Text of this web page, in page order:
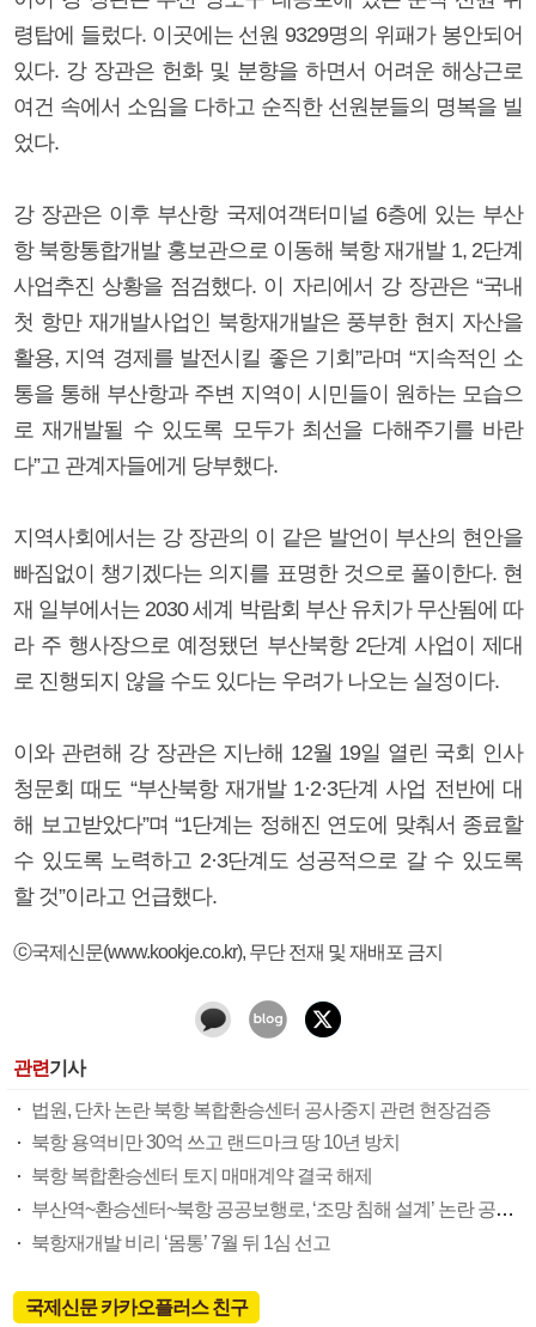
령탑에 들렀다. 이곳에는 선원 9329명의 위패가 봉안되어
있다. 강 장관은 헌화 및 분향을 하면서 어려운 해상근로
여건 속에서 소임을 다하고 순직한 선원분들의 명복을 빌
었다.
강 장관은 이후 부산항 국제여객터미널 6층에 있는 부산
항 북항통합개발 홍보관으로 이동해 북항 재개발 1, 2단계
사업추진 상황을 점검했다. 이 자리에서 강 장관은 “국내
첫 항만 재개발사업인 북항재개발은 풍부한 현지 자산을
활용, 지역 경제를 발전시킬 좋은 기회”라며 “지속적인 소
통을 통해 부산항과 주변 지역이 시민들이 원하는 모습으
로 재개발될 수 있도록 모두가 최선을 다해주기를 바란
다”고 관계자들에게 당부했다.
지역사회에서는 강 장관의 이 같은 발언이 부산의 현안을
빠짐없이 챙기겠다는 의지를 표명한 것으로 풀이한다. 현
재 일부에서는 2030 세계 박람회 부산 유치가 무산됨에 따
라 주 행사장으로 예정됐던 부산북항 2단계 사업이 제대
로 진행되지 않을 수도 있다는 우려가 나오는 실정이다.
이와 관련해 강 장관은 지난해 12월 19일 열린 국회 인사
청문회 때도 “부산북항 재개발 1·2·3단계 사업 전반에 대
해 보고받았다”며 “1단계는 정해진 연도에 맞춰서 종료할
수 있도록 노력하고 2·3단계도 성공적으로 갈 수 있도록
할 것”이라고 언급했다.
ⓒ국제신문(www.kookje.co.kr), 무단 전재 및 재배포 금지
관련기사
법원, 단차 논란 북항 복합환승센터 공사중지 관련 현장검증
북항 용역비만 30억 쓰고 랜드마크 땅 10년 방치
북항 복합환승센터 토지 매매계약 결국 해제
부산역~환승센터~북항 공공보행로, ‘조망 침해 설계’ 논란 공사중단 위기
북항재개발 비리 ‘몸통’ 7월 뒤 1심 선고
국제신문 카카오플러스 친구